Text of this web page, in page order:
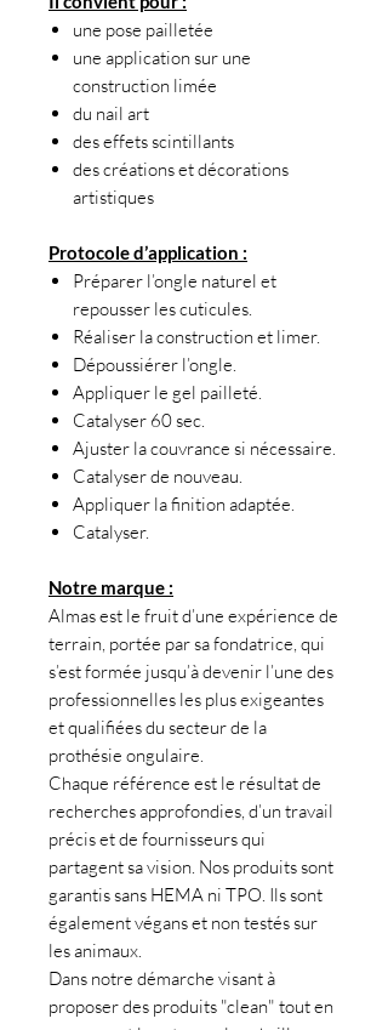
une pose pailletée
une application sur une
construction limée
du nail art
des effets scintillants
des créations et décorations
artistiques
Protocole d’application :
Préparer l’ongle naturel et
repousser les cuticules.
Réaliser la construction et limer.
Dépoussiérer l’ongle.
Appliquer le gel pailleté.
Catalyser 60 sec.
Ajuster la couvrance si nécessaire.
Catalyser de nouveau.
Appliquer la finition adaptée.
Catalyser.
Notre marque :
Almas est le fruit d’une expérience de
terrain, portée par sa fondatrice, qui
s’est formée jusqu’à devenir l’une des
professionnelles les plus exigeantes
et qualifiées du secteur de la
prothésie ongulaire.
Chaque référence est le résultat de
recherches approfondies, d’un travail
précis et de fournisseurs qui
partagent sa vision. Nos produits sont
garantis sans HEMA ni TPO. Ils sont
également végans et non testés sur
les animaux.
Dans notre démarche visant à
proposer des produits "clean" tout en